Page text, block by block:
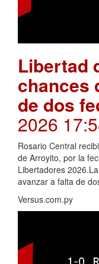
Libertad
chances
de dos
2026
Rosario Central
de Arroyito, por la
Libertadores
avanzar a falta de
Versus.com.py